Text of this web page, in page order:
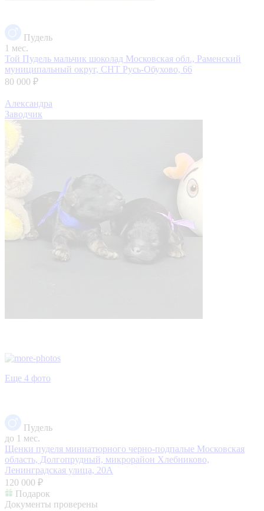
Пудель
1 мес.
Той Пудель мальчик шоколад Московская обл., Раменский
муниципальный округ, СНТ Русь-Обухово, 66
80 000 ₽
Александра
Заводчик
Еще 4 фото
Пудель
до 1 мес.
Щенки пуделя миниатюрного черно-подпалые Московская
область, Долгопрудный, микрорайон Хлебниково,
Ленинградская улица, 20А
120 000 ₽
Подарок
Документы проверены